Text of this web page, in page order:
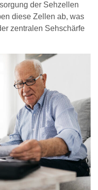
der Sehzellen
diese Zellen ab, was
zentralen Sehschärfe